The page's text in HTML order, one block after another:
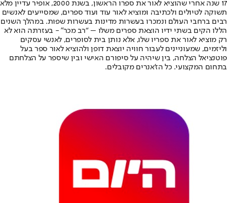
17 שנה אחרי שהוציא לאור את ספרו הראשון, בשנת 2000, אופיר עדיין מלא
תשוקה לטיולים ולכתיבה ומוציא לאור עוד ועוד ספרים, שמסייעים לאנשים
רבים ברחבי העולם ונמכרו בעשרות מדינות בעשרות שפות. במהלך השנים
הללו הקים בשתי ידיו הוצאת ספרים משלו – “רב מכר” - בעזרתה הוא לא
רק מוציא לאור את ספריו שלו, אלא נותן בית לסופרים, לאנשי עסקים
וליזמים, שמעוניינים לעבור חוויה יוצאת דופן ולהוציא לאור ספר בעל
פוטנציאל הצלחה, בין שיהיה על סיפורם האישי ובין שיספר על הצלחתם
בתחום המקצועי. כל הז’אנרים מקובלים.